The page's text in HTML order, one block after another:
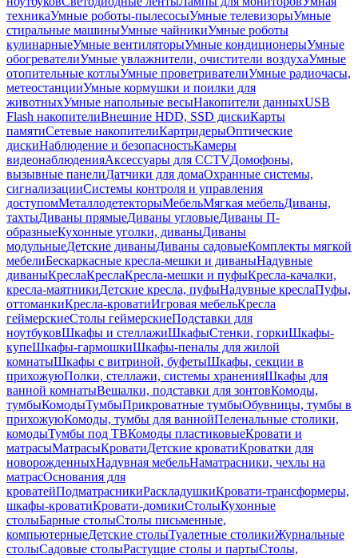
техникаУмные роботы-пылесосыУмные телевизорыУмные
стиральные машиныУмные чайникиУмные роботы
кулинарныеУмные вентиляторыУмные кондиционерыУмные
обогревателиУмные увлажнители, очистители воздухаУмные
отопительные котлыУмные проветривателиУмные радиочасы,
метеостанцииУмные кормушки и поилки для
животныхУмные напольные весыНакопители данныхUSB
Flash накопителиВнешние HDD, SSD дискиКарты
памятиСетевые накопителиКартридерыОптические
дискиНаблюдение и безопасностьКамеры
видеонаблюденияАксессуары для CCTVДомофоны,
вызывные панелиДатчики для домаОхранные системы,
сигнализацииСистемы контроля и управления
доступомМеталлодетекторыМебельМягкая мебельДиваны,
тахтыДиваны прямыеДиваны угловыеДиваны П-
образныеКухонные уголки, диваныДиваны
модульныеДетские диваныДиваны садовыеКомплекты мягкой
мебелиБескаркасные кресла-мешки и диваныНадувные
диваныКреслаКреслаКресла-мешки и пуфыКресла-качалки,
кресла-маятникиДетские кресла, пуфыНадувные креслаПуфы,
оттоманкиКресла-кроватиИгровая мебельКресла
геймерскиеСтолы геймерскиеПодставки для
ноутбуковШкафы и стеллажиШкафыСтенки, горкиШкафы-
купеШкафы-гармошкиШкафы-пеналы для жилой
комнатыШкафы с витриной, буфетыШкафы, секции в
прихожуюПолки, стеллажи, системы храненияШкафы для
ванной комнатыВешалки, подставки для зонтовКомоды,
тумбыКомодыТумбыПрикроватные тумбыОбувницы, тумбы в
прихожуюКомоды, тумбы для ваннойПеленальные столики,
комодыТумбы под ТВКомоды пластиковыеКровати и
матрасыМатрасыКроватиДетские кроватиКроватки для
новорожденныхНадувная мебельНаматрасники, чехлы на
матрасОснования для
кроватейПодматрасникиРаскладушкиКровати-трансформеры,
шкафы-кроватиКровати-домикиСтолыКухонные
столыБарные столыСтолы письменные,
компьютерныеДетские столыТуалетные столикиЖурнальные
столыСадовые столыРастущие столы и партыСтолы,